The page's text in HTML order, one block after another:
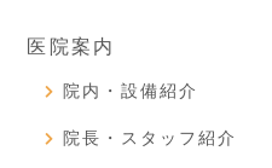
医院案内
院内・設備紹介
院長・スタッフ紹介